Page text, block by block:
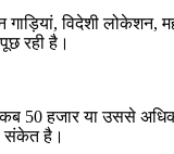
गाड़ियां, विदेशी
रही है।
50 हजार या उससे
संकेत है।